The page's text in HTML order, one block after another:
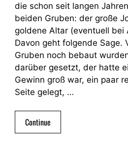
die schon seit langen
beiden Gruben: der große
goldene Altar (eventuell bei
Davon geht folgende Sage.
Gruben noch bebaut
darüber gesetzt, der hatte
Gewinn groß war, ein paar
Seite gelegt, …
Continue